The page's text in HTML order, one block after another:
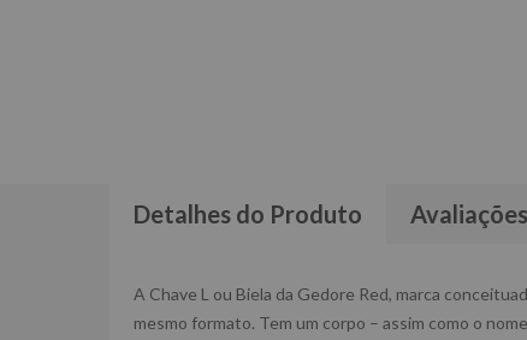
Detalhes do Produto Avaliações
A Chave L ou Biela da Gedore Red, marca
mesmo formato. Tem um corpo – assim como o